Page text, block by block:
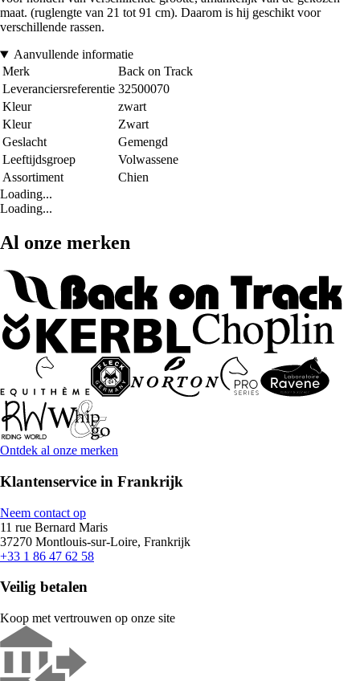
maat. (ruglengte van 21 tot 91 cm). Daarom is hij geschikt voor
verschillende rassen.
Aanvullende informatie
Merk
Back on Track
Leveranciersreferentie 32500070
Kleur
zwart
Kleur
Zwart
Geslacht
Gemengd
Leeftijdsgroep
Volwassene
Assortiment
Chien
Loading...
Loading...
Al onze merken
Ontdek al onze merken
Klantenservice in Frankrijk
Neem contact op
11 rue Bernard Maris
37270 Montlouis-sur-Loire, Frankrijk
+33 1 86 47 62 58
Veilig betalen
Koop met vertrouwen op onze site